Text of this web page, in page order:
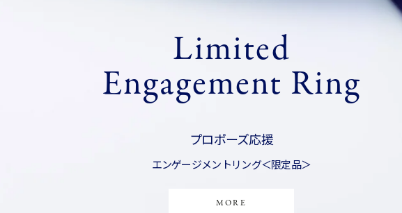
エンゲージメントリング＜限定品＞